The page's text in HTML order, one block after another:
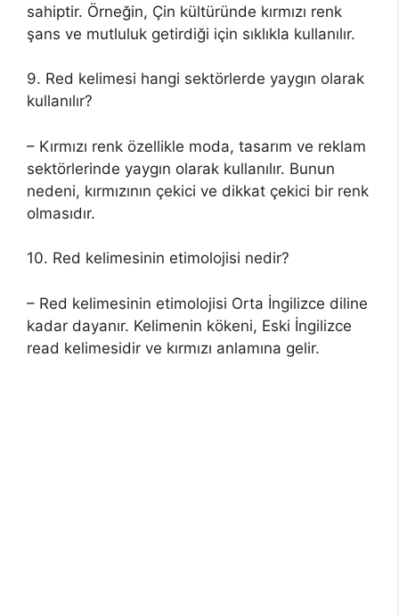
sahiptir. Örneğin, Çin kültüründe kırmızı renk
şans ve mutluluk getirdiği için sıklıkla kullanılır.
9. Red kelimesi hangi sektörlerde yaygın olarak
kullanılır?
– Kırmızı renk özellikle moda, tasarım ve reklam
sektörlerinde yaygın olarak kullanılır. Bunun
nedeni, kırmızının çekici ve dikkat çekici bir renk
olmasıdır.
10. Red kelimesinin etimolojisi nedir?
– Red kelimesinin etimolojisi Orta İngilizce diline
kadar dayanır. Kelimenin kökeni, Eski İngilizce
read kelimesidir ve kırmızı anlamına gelir.